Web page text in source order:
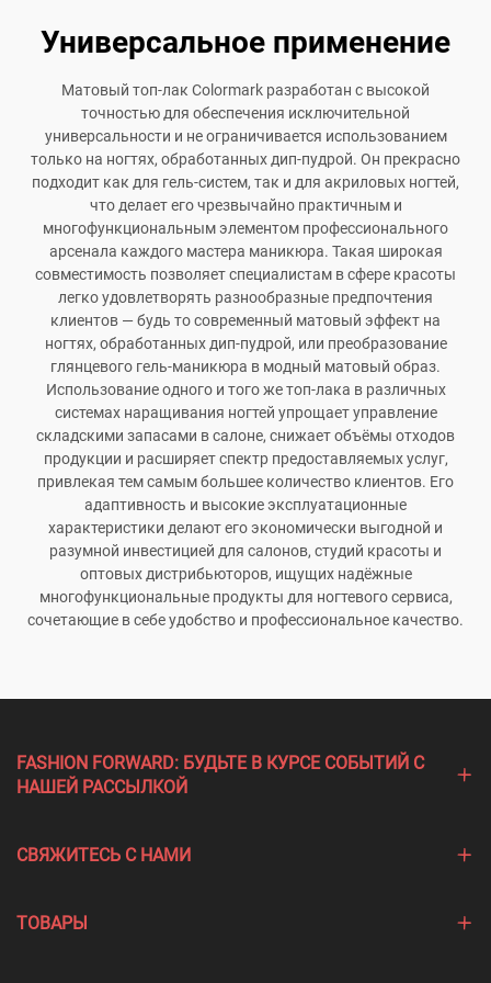
Универсальное применение
Матовый топ-лак Colormark разработан с высокой
точностью для обеспечения исключительной
универсальности и не ограничивается использованием
только на ногтях, обработанных дип-пудрой. Он прекрасно
подходит как для гель-систем, так и для акриловых ногтей,
что делает его чрезвычайно практичным и
многофункциональным элементом профессионального
арсенала каждого мастера маникюра. Такая широкая
совместимость позволяет специалистам в сфере красоты
легко удовлетворять разнообразные предпочтения
клиентов — будь то современный матовый эффект на
ногтях, обработанных дип-пудрой, или преобразование
глянцевого гель-маникюра в модный матовый образ.
Использование одного и того же топ-лака в различных
системах наращивания ногтей упрощает управление
складскими запасами в салоне, снижает объёмы отходов
продукции и расширяет спектр предоставляемых услуг,
привлекая тем самым большее количество клиентов. Его
адаптивность и высокие эксплуатационные
характеристики делают его экономически выгодной и
разумной инвестицией для салонов, студий красоты и
оптовых дистрибьюторов, ищущих надёжные
многофункциональные продукты для ногтевого сервиса,
сочетающие в себе удобство и профессиональное качество.
FASHION FORWARD: БУДЬТЕ В КУРСЕ СОБЫТИЙ С
НАШЕЙ РАССЫЛКОЙ
СВЯЖИТЕСЬ С НАМИ
ТОВАРЫ